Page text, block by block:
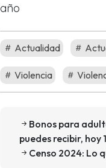
año
Actualidad
Violencia
Bonos para
puedes recibir, hoy
Censo 2024: Lo